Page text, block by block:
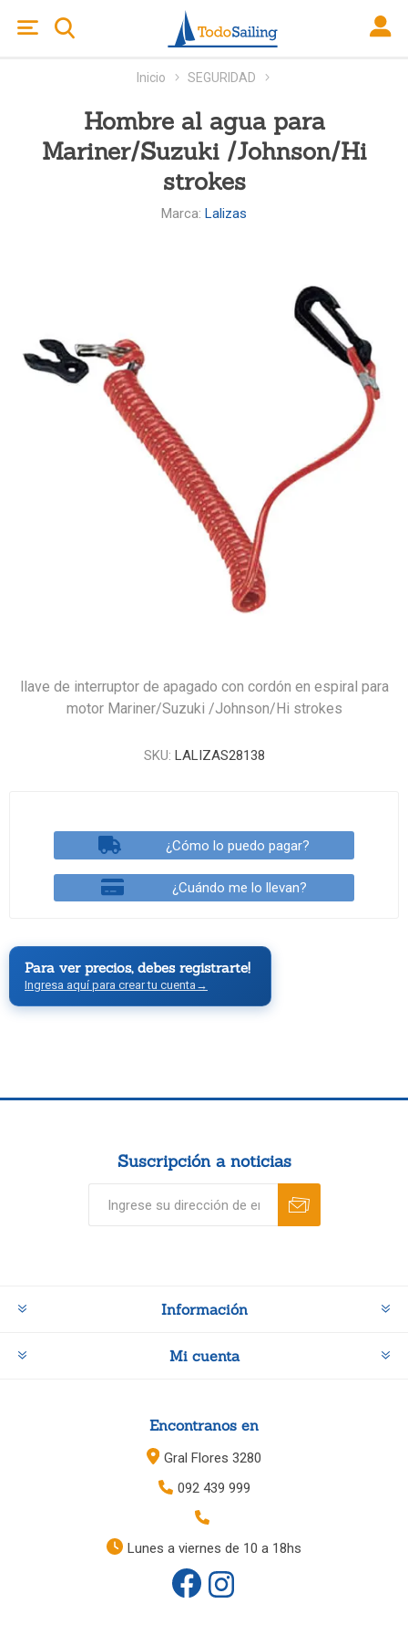
Inicio SEGURIDAD
Hombre al agua para
Mariner/Suzuki /Johnson/Hi
strokes
Marca: Lalizas
llave de interruptor de apagado con cordón en espiral para
motor Mariner/Suzuki /Johnson/Hi strokes
SKU: LALIZAS28138
¿Cómo lo puedo pagar?
¿Cuándo me lo llevan?
Para ver precios, debes registrarte!
Ingresa aquí para crear tu cuenta →
Suscripción a noticias
Información
Mi cuenta
Encontranos en
Gral Flores 3280
092 439 999
Lunes a viernes de 10 a 18hs